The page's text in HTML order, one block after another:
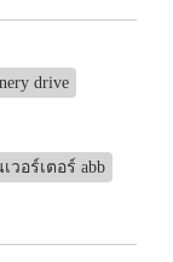
drive
วอร์เตอร์ abb